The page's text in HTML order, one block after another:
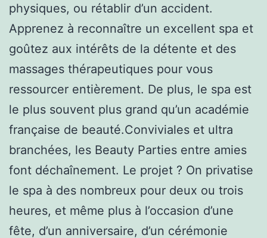
physiques, ou rétablir d’un accident.
Apprenez à reconnaître un excellent spa et
goûtez aux intérêts de la détente et des
massages thérapeutiques pour vous
ressourcer entièrement. De plus, le spa est
le plus souvent plus grand qu’un académie
française de beauté.Conviviales et ultra
branchées, les Beauty Parties entre amies
font déchaînement. Le projet ? On privatise
le spa à des nombreux pour deux ou trois
heures, et même plus à l’occasion d’une
fête, d’un anniversaire, d’un cérémonie